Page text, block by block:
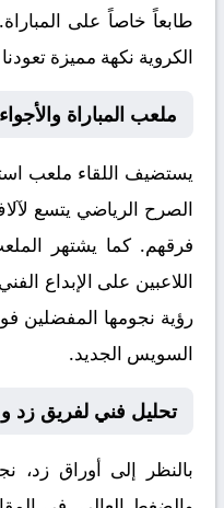
طابعاً خاصاً على
الكروية نكهة مميزة
ملعب المباراة
يستضيف اللقاء ملعب
الصرح الرياضي يتسع
فرقهم. كما يشتهر
اللاعبين على الإبداع
رؤية نجومها المفضلين
السويس الجديد.
تحليل فني لفريق زد
بالنظر إلى أوراقزد،